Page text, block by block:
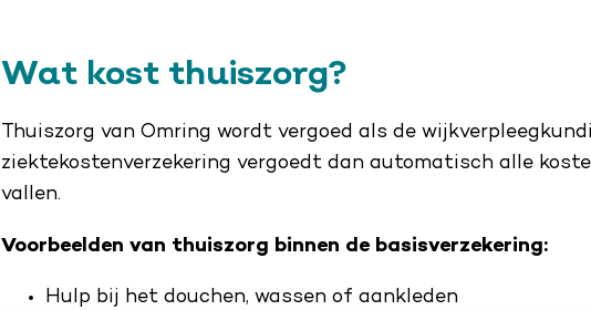
Wat kost thuiszorg?
Thuiszorg van Omring wordt vergoed als de
ziektekostenverzekering vergoedt dan automatisch alle
vallen.
Voorbeelden van thuiszorg binnen de basisverzekering:
Hulp bij het douchen, wassen of aankleden